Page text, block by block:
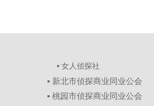
▪ 女人侦探社
▪ 新北市侦探商业同业公会
▪ 桃园市侦探商业同业公会